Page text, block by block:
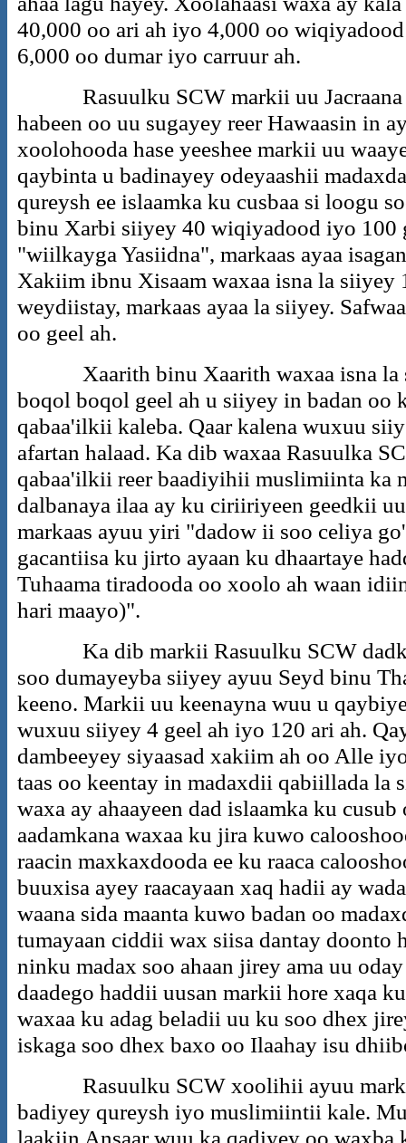
40,000 oo ari ah iyo 4,000 oo
6,000 oo dumar iyo carruur ah.
Rasuulku SCW markii uu Jacraana
habeen oo uu sugayey reer Hawaasin in
xoolohooda hase yeeshee markii uu
qaybinta u badinayey odeyaashii
qureysh ee islaamka ku cusbaa si loogu
binu Xarbi siiyey 40 wiqiyadood iyo 100
"wiilkayga Yasiidna", markaas ayaa
Xakiim ibnu Xisaam waxaa isna la siiyey
weydiistay, markaas ayaa la siiyey.
oo geel ah.
Xaarith binu Xaarith waxaa isna la
boqol boqol geel ah u siiyey in badan oo
qabaa'ilkii kaleba. Qaar kalena wuxuu
afartan halaad. Ka dib waxaa Rasuulka
qabaa'ilkii reer baadiyihii muslimiinta ka
dalbanaya ilaa ay ku ciriiriyeen geedkii
markaas ayuu yiri "dadow ii soo celiya
gacantiisa ku jirto ayaan ku dhaartaye
Tuhaama tiradooda oo xoolo ah waan
hari maayo)".
Ka dib markii Rasuulku SCW dadkii
soo dumayeyba siiyey ayuu Seyd binu
keeno. Markii uu keenayna wuu u
wuxuu siiyey 4 geel ah iyo 120 ari ah.
dambeeyey siyaasad xakiim ah oo Alle
taas oo keentay in madaxdii qabiillada la
waxa ay ahaayeen dad islaamka ku
aadamkana waxaa ku jira kuwo
raacin maxkaxdooda ee ku raaca
buuxisa ayey raacayaan xaq hadii ay
waana sida maanta kuwo badan oo
tumayaan ciddii wax siisa dantay doonto
ninku madax soo ahaan jirey ama uu
daadego haddii uusan markii hore xaqa
waxaa ku adag beladii uu ku soo dhex
iskaga soo dhex baxo oo Ilaahay isu
Rasuulku SCW xoolihii ayuu
badiyey qureysh iyo muslimiintii kale.
laakiin Ansaar wuu ka qadiyey oo waxba